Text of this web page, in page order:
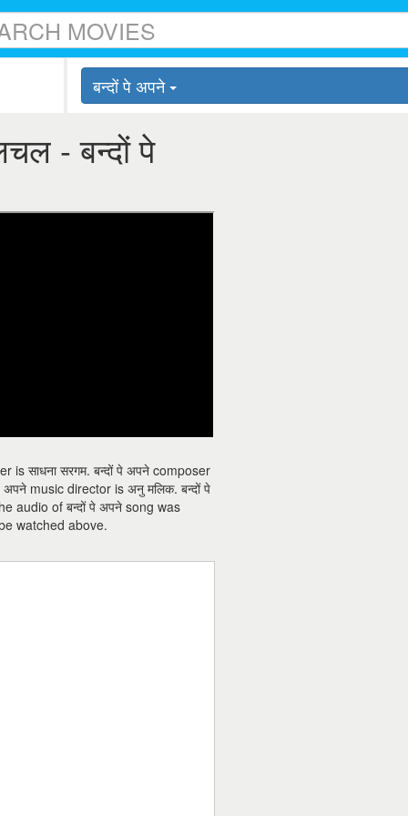
बन्दों पे अपने
- बन्दों पे
is साधना सरगम. बन्दों पे अपने composer
अपने music director is अनु मलिक. बन्दों पे
audio of बन्दों पे अपने song was
watched above.